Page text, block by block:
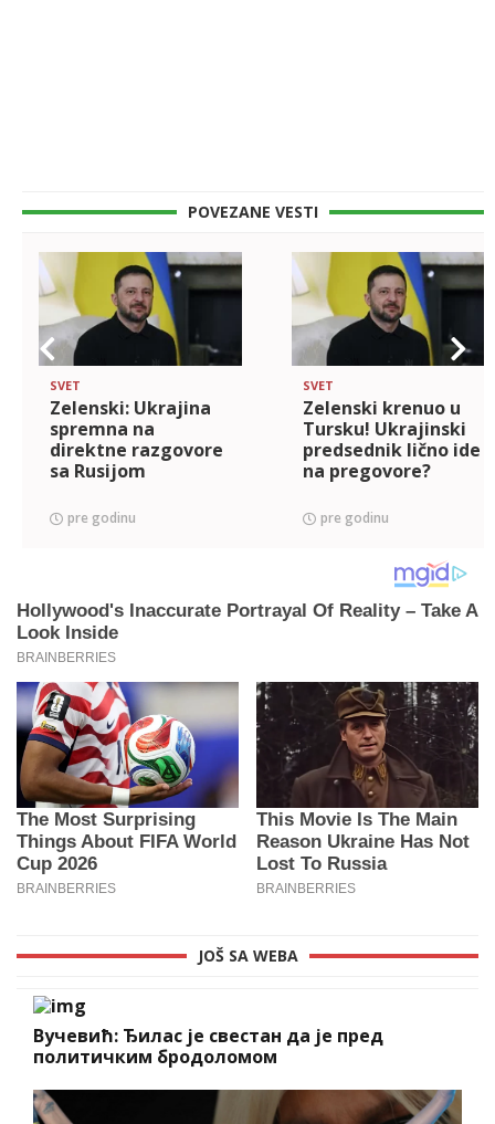
POVEZANE VESTI
SVET
Zelenski: Ukrajina
spremna na
direktne razgovore
sa Rusijom
pre godinu
SVET
Zelenski krenuo u
Tursku! Ukrajinski
predsednik lično ide
na pregovore?
pre godinu
JOŠ SA WEBA
Вучевић: Ђилас је свестан да је пред
политичким бродоломом